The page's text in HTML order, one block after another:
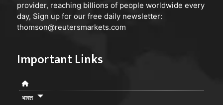
provider, reaching billions of people worldwide every
day, Sign up for our free daily newsletter:
thomson@reutersmarkets.com
Important Links
भारत